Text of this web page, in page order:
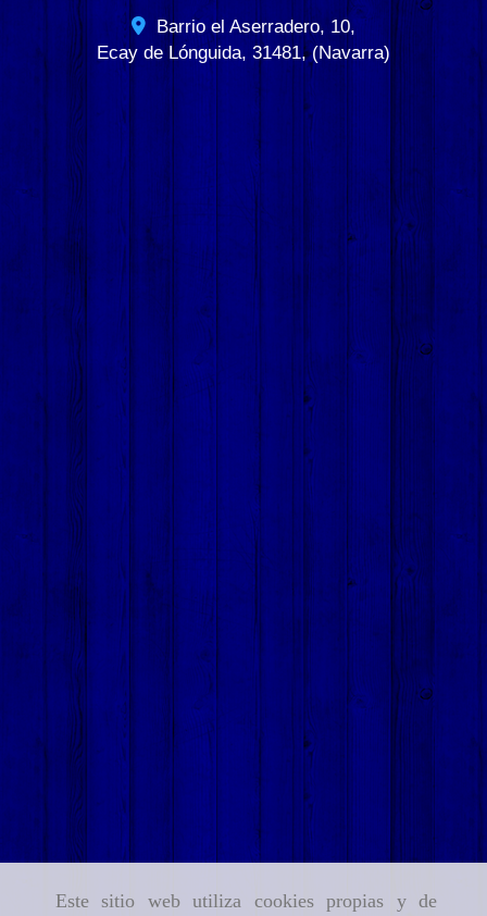
Este sitio web utiliza cookies propias y de
Barrio el Aserradero, 10,
Ecay de Lónguida, 31481,(Navarra)